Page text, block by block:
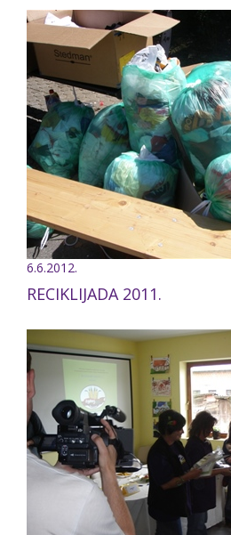
6.6.2012.
RECIKLIJADA 2011.